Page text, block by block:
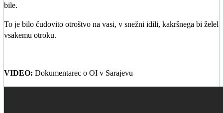
bile.
To je bilo čudovito otroštvo na vasi, v snežni idili, kakršnega bi želel
vsakemu otroku.
VIDEO: Dokumentarec o OI v Sarajevu